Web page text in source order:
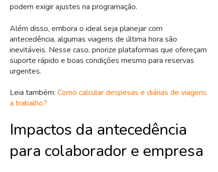
podem exigir ajustes na programação.
Além disso, embora o ideal seja planejar com
antecedência, algumas viagens de última hora são
inevitáveis. Nesse caso, priorize plataformas que ofereçam
suporte rápido e boas condições mesmo para reservas
urgentes.
Leia também: Como calcular despesas e diárias de viagens
a trabalho?
Impactos da antecedência
para colaborador e empresa